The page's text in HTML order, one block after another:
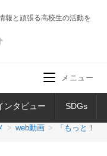
報と頑張る高校生の活動を
ンタビュー SDGs
メニュー
> web動画 > 「もっと！